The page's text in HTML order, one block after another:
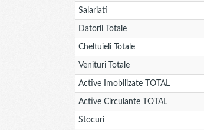
Salariati
Datorii Totale
Cheltuieli Totale
Venituri Totale
Active Imobilizate TOTAL
Active Circulante TOTAL
Stocuri